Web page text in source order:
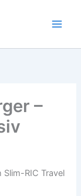
–
RIC Travel